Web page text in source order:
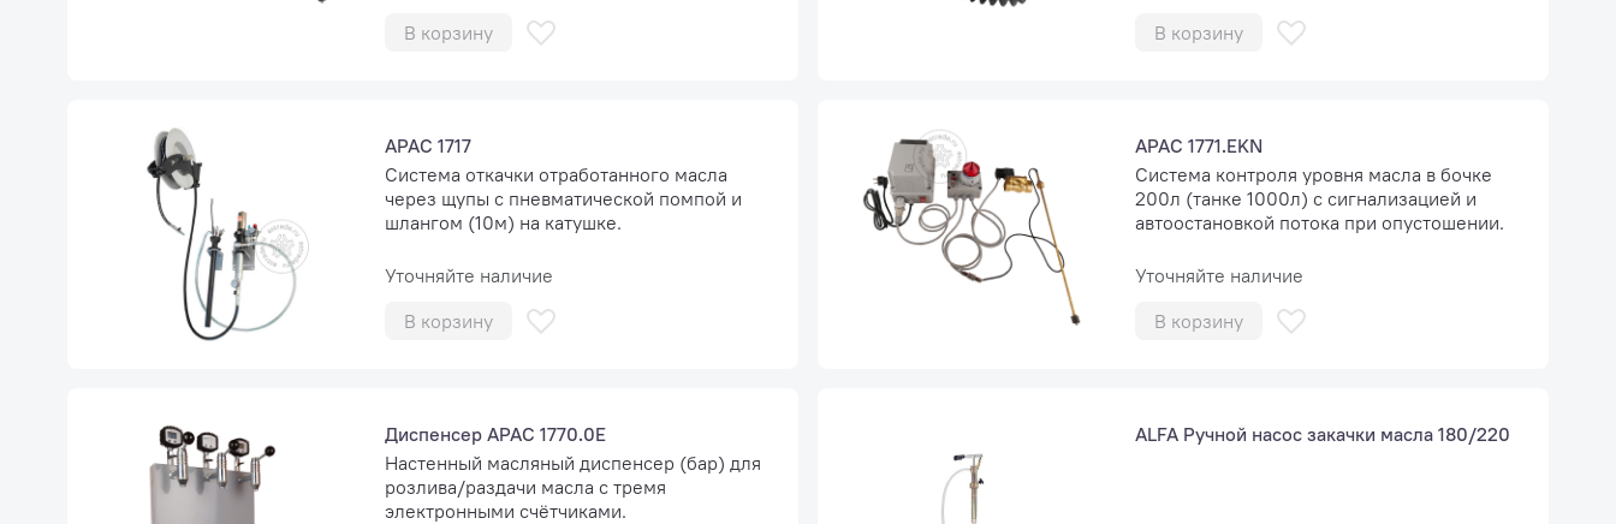
В корзину
В корзину
APAC 1717
Система откачки отработанного масла
через щупы с пневматической помпой и
шлангом (10м) на катушке.
Уточняйте наличие
В корзину
APAC 1771.EKN
Система контроля уровня масла в бочке
200л (танке 1000л) с сигнализацией и
автоостановкой потока при опустошении.
Уточняйте наличие
В корзину
Диспенсер APAC 1770.0E
Настенный масляный диспенсер (бар) для
розлива/раздачи масла с тремя
электронными счётчиками.
ALFA Ручной насос закачки масла 180/220